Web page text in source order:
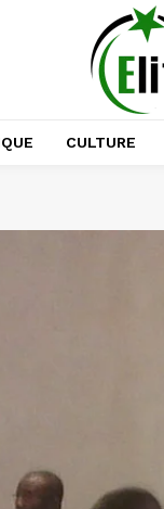
CULTURE